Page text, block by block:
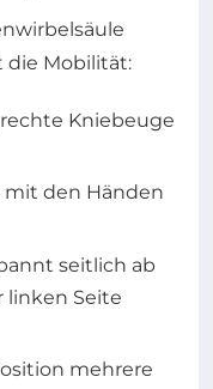
die Mobilität:
Kniebeuge
mit den Händen
seitlich ab
linken Seite
mehrere